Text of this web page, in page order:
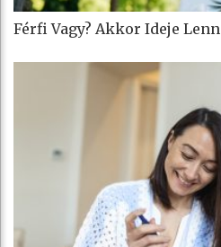
Férfi Vagy? Akkor Ideje